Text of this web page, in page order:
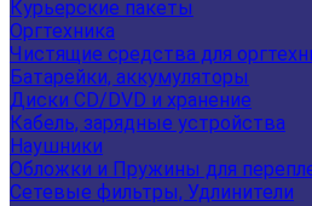
Курьерские пакеты
Оргтехника
Чистящие средства для
Батарейки, аккумуляторы
Диски CD/DVD и хранение
Кабель, зарядные устройства
Наушники
Обложки и Пружины для
Сетевые фильтры, Удлинители